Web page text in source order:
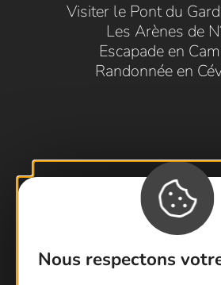
Nous respectons
Visiter le Pont du
Les Arènes de
Escapade en
Randonnée en
Contactez-
Foire aux